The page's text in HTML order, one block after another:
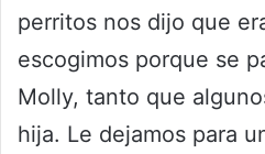
perritos nos dijo que
escogimos porque se
Molly, tanto que
hija. Le dejamos para